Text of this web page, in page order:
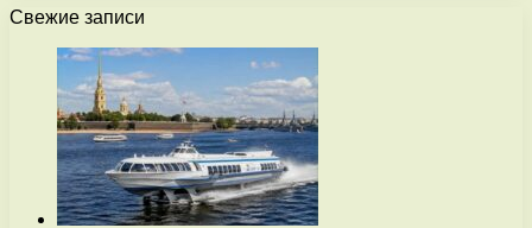
Свежие записи